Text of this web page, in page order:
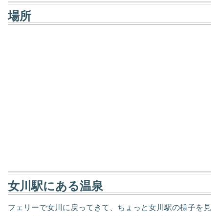
場所
女川駅にある温泉
フェリーで女川に戻ってきて、ちょっと女川駅の様子を見